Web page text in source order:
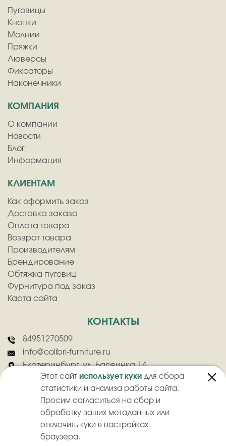
Этот сайт использует куки для сбора
статистики и анализа работы сайта.
Просим согласиться на сбор и
обработку ваших метаданных или
отключить куки в настройках
браузера.
Пуговицы
Кнопки
Молнии
Пряжки
Люверсы
Фиксаторы
Наконечники
КОМПАНИЯ
О компании
Новости
Блог
Информация
КЛИЕНТАМ
Как оформить заказ
Доставка заказа
Оплата товара
Возврат товара
Производителям
Брендирование
Обтяжка пуговиц
Фурнитура под заказ
Карта сайта
КОНТАКТЫ
84951270509
info@colibri-furniture.ru
Екатеринбург, ул. Барвинка 14
ООО "Колибри" - Оптовая продажа швейной фурнитуры
Политика конфиденциальности